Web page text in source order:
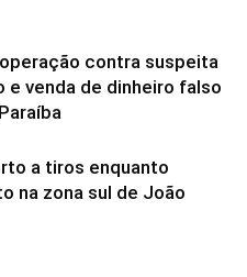
contra suspeita
e venda de dinheiro falso
a tiros enquanto
na zona sul de João